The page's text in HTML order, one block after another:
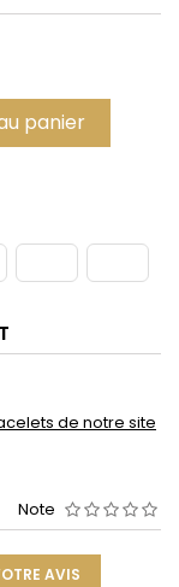
panier
de notre site
Note
AVIS